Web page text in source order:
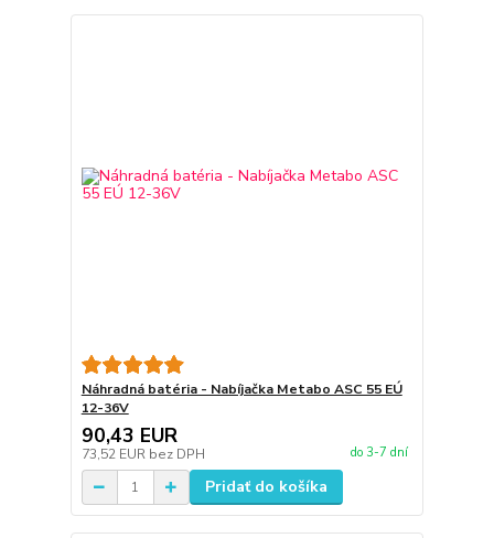
Náhradná batéria - Nabíjačka Metabo ASC 55 EÚ
12-36V
90,43 EUR
73,52 EUR bez DPH do 3-7 dní
Pridať do košíka